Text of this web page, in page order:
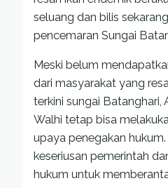
seluang dan bilis
pencemaran Sungai
Meski belum
dari masyarakat yang
terkini sungai Batanghari,
Walhi tetap bisa
upaya penegakan
keseriusan pemerintah
hukum untuk